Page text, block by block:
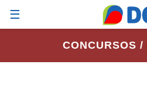
☰
CONCURSOS /